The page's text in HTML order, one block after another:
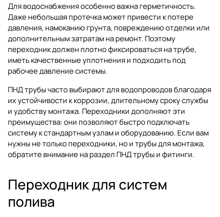
Для водоснабжения особенно важна герметичность.
Даже небольшая протечка может привести к потере
давления, намоканию грунта, повреждению отделки или
дополнительным затратам на ремонт. Поэтому
переходник должен плотно фиксироваться на трубе,
иметь качественные уплотнения и подходить под
рабочее давление системы.
ПНД трубы часто выбирают для водопроводов благодаря
их устойчивости к коррозии, длительному сроку службы
и удобству монтажа. Переходники дополняют эти
преимущества: они позволяют быстро подключать
систему к стандартным узлам и оборудованию. Если вам
нужны не только переходники, но и трубы для монтажа,
обратите внимание на раздел ПНД трубы и фитинги.
Переходник для систем
полива